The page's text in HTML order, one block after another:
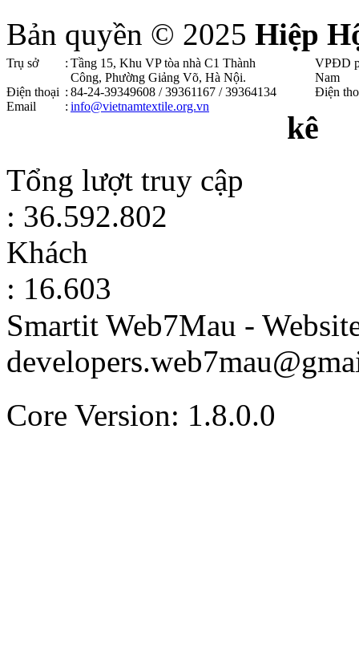
Bản quyền © 2025 Hiệp
Trụ sở : Tầng 15, Khu VP tòa nhà C1 Thành
Công, Phường Giảng Võ, Hà Nội .
Điện thoại : 84-24-39349608 / 39361167 / 39364134
Email
: info@vietnamtextile.org.vn
VPĐD
Nam
Điện
kê
Tổng lượt truy cập
: 36.592.802
Khách
: 16.603
Smartit Web7Mau -
Core Version: 1.8.0.0